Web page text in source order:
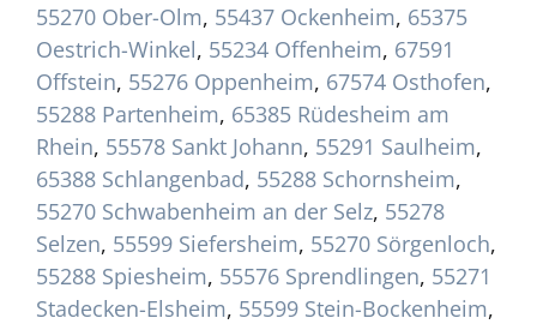
55270 Ober-Olm, 55437 Ockenheim, 65375
Oestrich-Winkel, 55234 Offenheim, 67591
Offstein, 55276 Oppenheim, 67574 Osthofen,
55288 Partenheim, 65385 Rüdesheim am
Rhein, 55578 Sankt Johann, 55291 Saulheim,
65388 Schlangenbad, 55288 Schornsheim,
55270 Schwabenheim an der Selz, 55278
Selzen, 55599 Siefersheim, 55270 Sörgenloch,
55288 Spiesheim, 55576 Sprendlingen, 55271
Stadecken-Elsheim, 55599 Stein-Bockenheim,